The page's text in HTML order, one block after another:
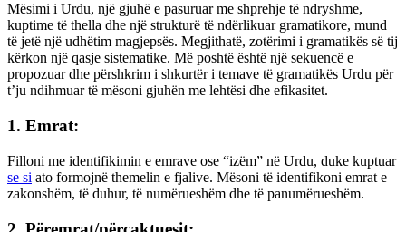
Mësimi i Urdu, një gjuhë e pasuruar me shprehje të ndryshme,
kuptime të thella dhe një strukturë të ndërlikuar gramatikore, mund
të jetë një udhëtim magjepsës. Megjithatë, zotërimi i gramatikës së tij
kërkon një qasje sistematike. Më poshtë është një sekuencë e
propozuar dhe përshkrim i shkurtër i temave të gramatikës Urdu për
t’ju ndihmuar të mësoni gjuhën me lehtësi dhe efikasitet.
1. Emrat:
Filloni me identifikimin e emrave ose “izëm” në Urdu, duke kuptuar
se si ato formojnë themelin e fjalive. Mësoni të identifikoni emrat e
zakonshëm, të duhur, të numërueshëm dhe të panumërueshëm.